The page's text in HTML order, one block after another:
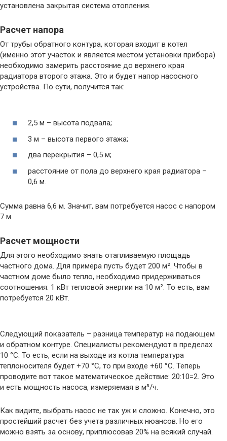
установлена закрытая система отопления.
Расчет напора
От трубы обратного контура, которая входит в котел
(именно этот участок и является местом установки прибора)
необходимо замерить расстояние до верхнего края
радиатора второго этажа. Это и будет напор насосного
устройства. По сути, получится так:
2,5 м – высота подвала;
3 м – высота первого этажа;
два перекрытия – 0,5 м;
расстояние от пола до верхнего края радиатора –
0,6 м.
Сумма равна 6,6 м. Значит, вам потребуется насос с напором
7 м.
Расчет мощности
Для этого необходимо знать отапливаемую площадь
частного дома. Для примера пусть будет 200 м². Чтобы в
частном доме было тепло, необходимо придерживаться
соотношения: 1 кВт тепловой энергии на 10 м². То есть, вам
потребуется 20 кВт.
Следующий показатель – разница температур на подающем
и обратном контуре. Специалисты рекомендуют в пределах
10 °C. То есть, если на выходе из котла температура
теплоносителя будет +70 °С, то при входе +60 °С. Теперь
проводите вот такое математическое действие: 20:10=2. Это
и есть мощность насоса, измеряемая в м³/ч.
Как видите, выбрать насос не так уж и сложно. Конечно, это
простейший расчет без учета различных нюансов. Но его
можно взять за основу, приплюсовав 20% на всякий случай.